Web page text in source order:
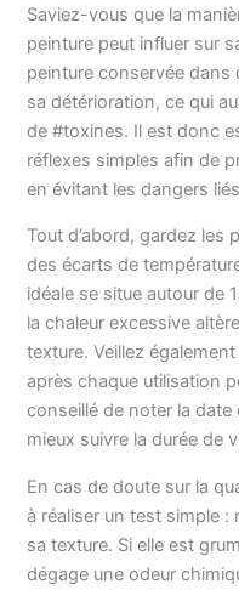
Saviez-vous que la
peinture peut influer sur
peinture conservée dans
sa détérioration, ce qui
de #toxines. Il est donc
réflexes simples afin de
en évitant les dangers
Tout d’abord, gardez les
des écarts de
idéale se situe autour de
la chaleur excessive
texture. Veillez
après chaque utilisation
conseillé de noter la date
mieux suivre la durée de
En cas de doute sur la
à réaliser un test simple :
sa texture. Si elle est
dégage une odeur